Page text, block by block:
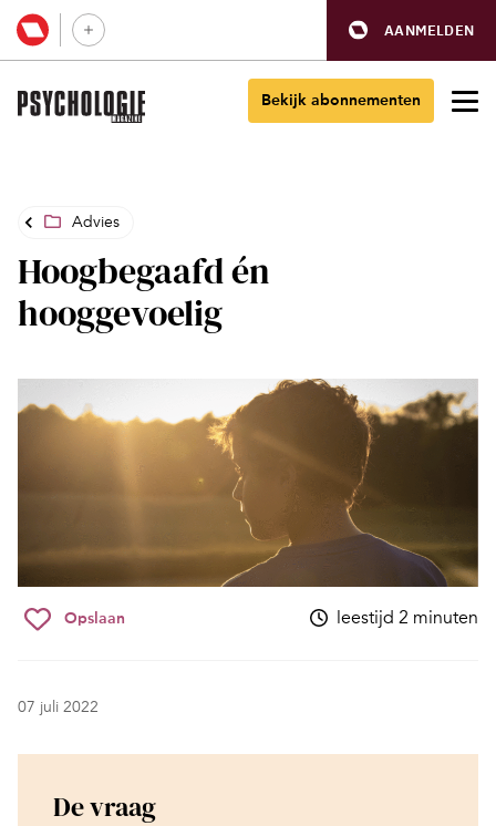
AANMELDEN
Bekijk abonnementen
Advies
Hoogbegaafd én
hooggevoelig
Opslaan leestijd 2 minuten
07 juli 2022
De vraag